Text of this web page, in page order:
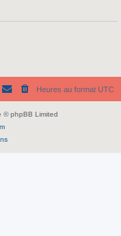
Heures au format UTC
© phpBB Limited